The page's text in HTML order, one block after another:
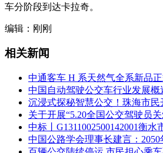
车分阶段到达卡拉奇。
编辑：刚刚
相关新闻
中通客车 H 系天然气全系新品
中国自动驾驶公交车行业发展概
沉浸式探秘智慧公交！珠海市
关于开展“5.20全国公交驾驶员
中标丨G1311002500142001衡
中国公路学会理事长建言：